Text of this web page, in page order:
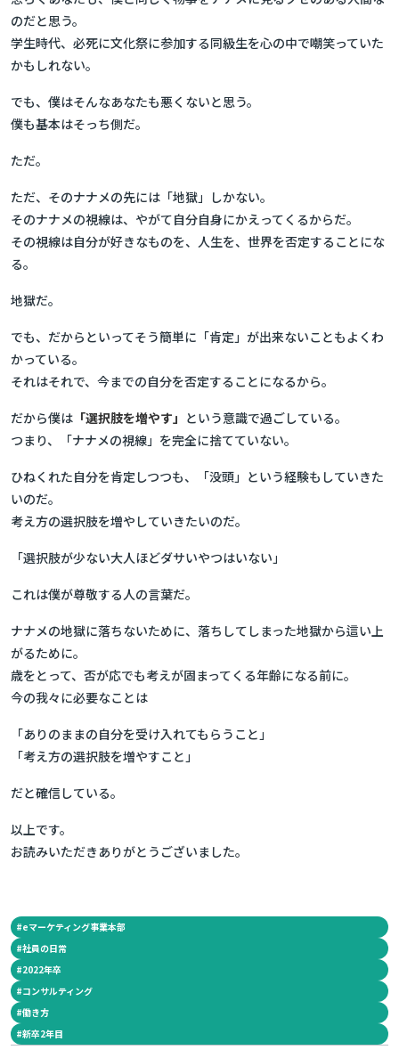
のだと思う。
学生時代、必死に文化祭に参加する同級生を心の中で嘲笑っていた
かもしれない。
でも、僕はそんなあなたも悪くないと思う。
僕も基本はそっち側だ。
ただ。
ただ、そのナナメの先には「地獄」しかない。
そのナナメの視線は、やがて自分自身にかえってくるからだ。
その視線は自分が好きなものを、人生を、世界を否定することにな
る。
地獄だ。
でも、だからといってそう簡単に「肯定」が出来ないこともよくわ
かっている。
それはそれで、今までの自分を否定することになるから。
だから僕は 「選択肢を増やす」 という意識で過ごしている。
つまり、「ナナメの視線」を完全に捨てていない。
ひねくれた自分を肯定しつつも、「没頭」という経験もしていきた
いのだ。
考え方の選択肢を増やしていきたいのだ。
「選択肢が少ない大人ほどダサいやつはいない」
これは僕が尊敬する人の言葉だ。
ナナメの地獄に落ちないために、落ちしてしまった地獄から這い上
がるために。
歳をとって、否が応でも考えが固まってくる年齢になる前に。
今の我々に必要なことは
「ありのままの自分を受け入れてもらうこと」
「考え方の選択肢を増やすこと」
だと確信している。
以上です。
お読みいただきありがとうございました。
#eマーケティング事業本部
#社員の日常
#2022年卒
#コンサルティング
#働き方
#新卒2年目